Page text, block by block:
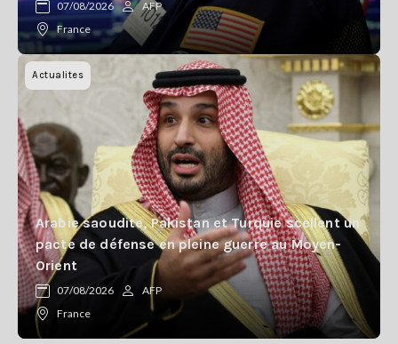
07/08/2026
AFP
France
Actualites
Arabie saoudite, Pakistan et Turquie scellent un
pacte de défense en pleine guerre au Moyen-
Orient
07/08/2026
AFP
France